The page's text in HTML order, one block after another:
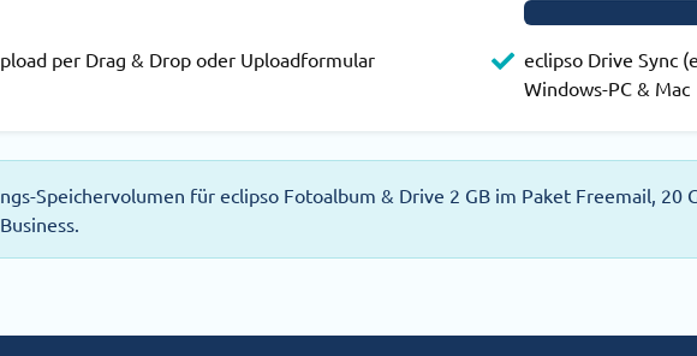
per Drag & Drop oder Uploadformular
eclipso Drive Sync
Windows-PC & Mac
Speichervolumen für eclipso Fotoalbum & Drive 2 GB im Paket Freemail, 20